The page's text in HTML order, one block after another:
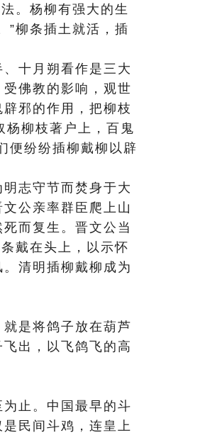
。杨柳有强大的生
”柳条插土就活，插
十月朔看作是三大
佛教的影响，观世
邪的作用，把柳枝
杨柳枝著户上，百鬼
便纷纷插柳戴柳以辟
志守节而焚身于大
公亲率群臣爬上山
而复生。晋文公当
戴在头上，以示怀
清明插柳戴柳成为
是将鸽子放在葫芦
出，以飞鸽飞的高
止。中国最早的斗
民间斗鸡，连皇上